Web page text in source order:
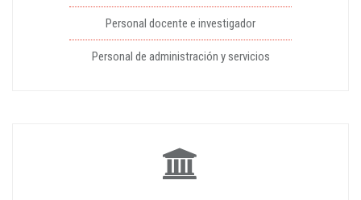
Personal docente e investigador
Personal de administración y servicios